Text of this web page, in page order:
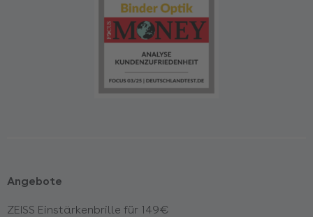
Angebote
ZEISS Einstärkenbrille für 149€